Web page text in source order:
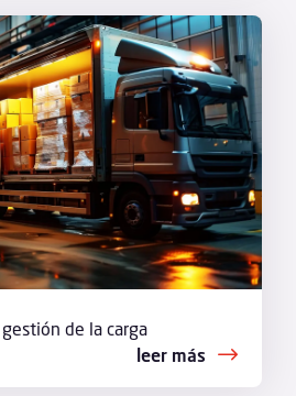
de la carga
leer más